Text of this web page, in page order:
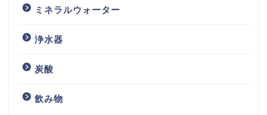
ミネラルウォーター
浄水器
炭酸
飲み物